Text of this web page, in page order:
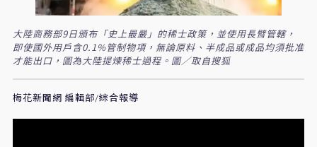
大陸商務部9日頒布「史上最嚴」的稀士政策，並使用長臂管轄，
即使國外用戶含0.1%管制物項，無論原料、半成品或成品均須批准
才能出口，圖為大陸提煉稀士過程。圖／取自搜狐
梅花新聞網 編輯部/綜合報導